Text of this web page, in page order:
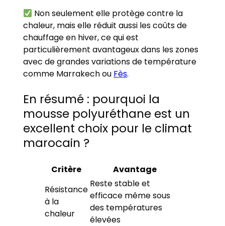
Non seulement elle protège contre la
chaleur, mais elle réduit aussi les coûts de
chauffage en hiver, ce qui est
particulièrement avantageux dans les zones
avec de grandes variations de température
comme Marrakech ou Fès.
En résumé : pourquoi la
mousse polyuréthane est un
excellent choix pour le climat
marocain ?
Critère
Avantage
Résistance
à la
chaleur
Reste stable et
efficace même sous
des températures
élevées